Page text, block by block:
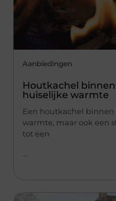
Aanbiedingen
Houtkachel
huiselijke warmte
Een houtkachel binnen
warmte, maar ook een
tot een